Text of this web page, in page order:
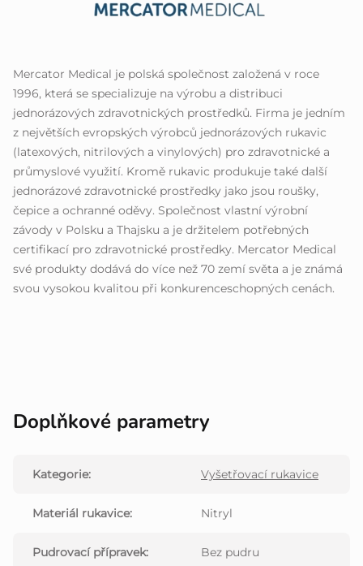
Mercator Medical je polská společnost založená v roce
1996, která se specializuje na výrobu a distribuci
jednorázových zdravotnických prostředků. Firma je jedním
z největších evropských výrobců jednorázových rukavic
(latexových, nitrilových a vinylových) pro zdravotnické a
průmyslové využití. Kromě rukavic produkuje také další
jednorázové zdravotnické prostředky jako jsou roušky,
čepice a ochranné oděvy. Společnost vlastní výrobní
závody v Polsku a Thajsku a je držitelem potřebných
certifikací pro zdravotnické prostředky. Mercator Medical
své produkty dodává do více než 70 zemí světa a je známá
svou vysokou kvalitou při konkurenceschopných cenách.
Doplňkové parametry
Kategorie: Vyšetřovací rukavice
Materiál rukavice: Nitryl
Pudrovací přípravek: Bez pudru